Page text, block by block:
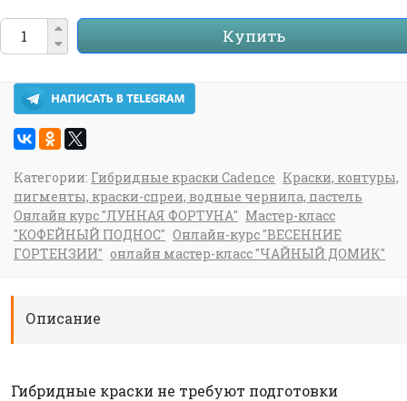
Купить
Категории: Гибридные краски Cadence Краски, контуры,
пигменты, краски-спреи, водные чернила, пастель
Онлайн курс "ЛУННАЯ ФОРТУНА" Мастер-класс
"КОФЕЙНЫЙ ПОДНОС" Онлайн-курс "ВЕСЕННИЕ
ГОРТЕНЗИИ" онлайн мастер-класс "ЧАЙНЫЙ ДОМИК"
Описание
Гибридные краски не требуют подготовки